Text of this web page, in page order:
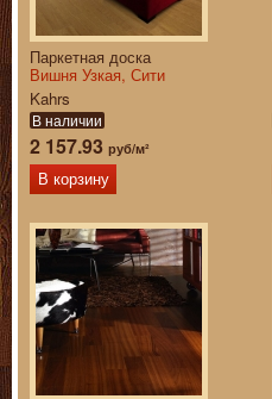
Паркетная доска
Вишня Узкая, Сити
Kahrs
В наличии
2 157.93 руб/м²
В корзину